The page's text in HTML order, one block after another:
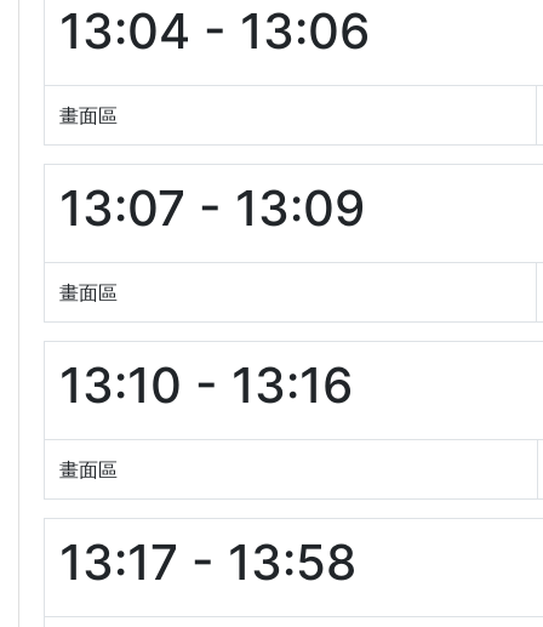
13:04 - 13:06
畫面區
13:07 - 13:09
畫面區
13:10 - 13:16
畫面區
13:17 - 13:58